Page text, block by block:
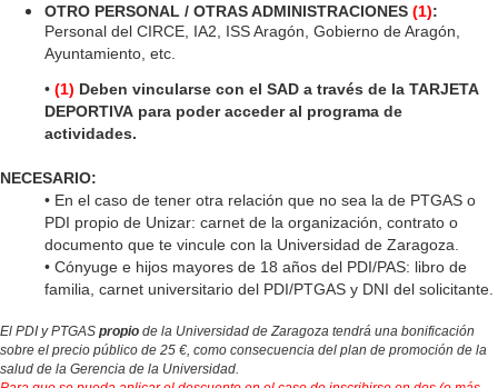
OTRO PERSONAL / OTRAS ADMINISTRACIONES (1):
Personal del CIRCE, IA2, ISS Aragón, Gobierno de Aragón,
Ayuntamiento, etc.
• (1) Deben vincularse con el SAD a través de la TARJETA
DEPORTIVA para poder acceder al programa de
actividades.
NECESARIO:
• En el caso de tener otra relación que no sea la de PTGAS o
PDI propio de Unizar: carnet de la organización, contrato o
documento que te vincule con la Universidad de Zaragoza
• Cónyuge e hijos mayores de 18 años del PDI/PAS: libro de
familia, carnet universitario del PDI/PTGAS y DNI del solicitante.
El PDI y PTGAS propio de la Universidad de Zaragoza tendrá una bonificación
sobre el precio público de 25 €, como consecuencia del plan de promoción de la
salud de la Gerencia de la Universidad.